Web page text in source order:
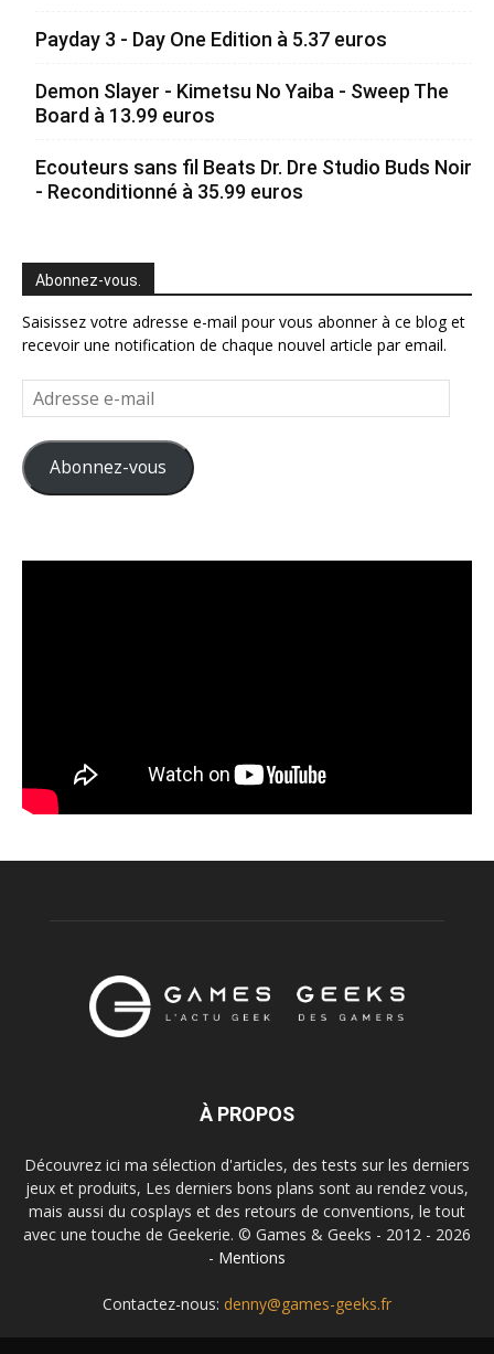
Payday 3 - Day One Edition à 5.37 euros
Demon Slayer - Kimetsu No Yaiba - Sweep The
Board à 13.99 euros
Ecouteurs sans fil Beats Dr. Dre Studio Buds Noir
- Reconditionné à 35.99 euros
Abonnez-vous.
Saisissez votre adresse e-mail pour vous abonner à ce blog et
recevoir une notification de chaque nouvel article par email.
Adresse
e-
mail
Abonnez-vous
À PROPOS
Découvrez ici ma sélection d'articles, des tests sur les derniers
jeux et produits, Les derniers bons plans sont au rendez vous,
mais aussi du cosplays et des retours de conventions, le tout
avec une touche de Geekerie. © Games & Geeks - 2012 - 2026
- Mentions
Contactez-nous: denny@games-geeks.fr